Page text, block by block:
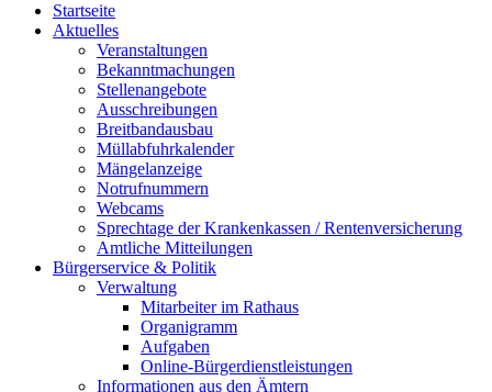
Startseite
Aktuelles
Veranstaltungen
Bekanntmachungen
Stellenangebote
Ausschreibungen
Breitbandausbau
Müllabfuhrkalender
Mängelanzeige
Notrufnummern
Webcams
Sprechtage der Krankenkassen / Rentenversicherung
Amtliche Mitteilungen
Bürgerservice & Politik
Verwaltung
Mitarbeiter im Rathaus
Organigramm
Aufgaben
Online-Bürgerdienstleistungen
Informationen aus den Ämtern